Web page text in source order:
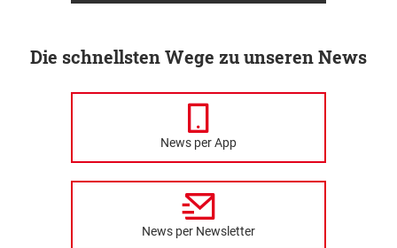
Die schnellsten Wege zu unseren News
News per App
News per Newsletter